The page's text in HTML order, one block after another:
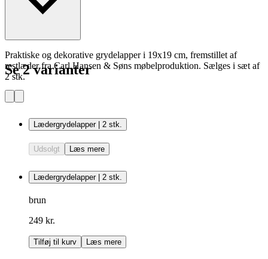
Praktiske og dekorative grydelapper i 19x19 cm, fremstillet af
restlæder fra Carl Hansen & Søns møbelproduktion. Sælges i sæt af
2 stk.
Se 2 varianter
Lædergrydelapper | 2 stk.
Udsolgt Læs mere
Lædergrydelapper | 2 stk.
brun
249 kr.
Tilføj til kurv Læs mere